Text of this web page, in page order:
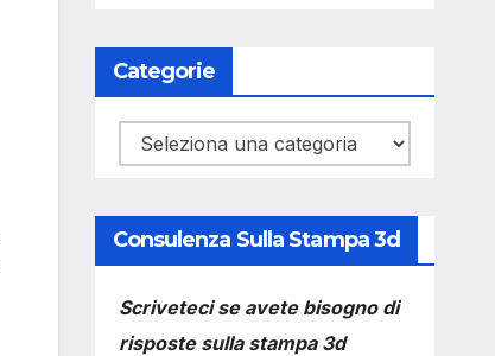
Categorie
Categorie
Consulenza Sulla Stampa 3d
Scriveteci se avete bisogno di
risposte sulla stampa 3d